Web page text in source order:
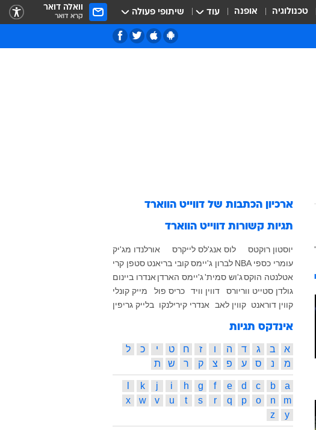
טכנולוגיה אופנה עוד שיתופי פעולה וואלה דואר
קרא דואר
ארכיון הכתבות של דווייט הווארד
תגיות קשורות דווייט הווארד
יוסטון רוקטס לוס אנג'לס לייקרס
אורלנדו מג'יק
עומרי כספי NBA לברון ג'יימסקובי בריאנט סטפן קרי
אטלנטה הוקסג'וש סמית'ג'יימס הארדן אנדרו ביינום
גולדן סטייט ווריורס
דווין וויד כריס פול
מייק קונלי
קווין דוראנט קווין לאב אנדרי קירילנקו בלייק גריפין
אינדקס תגיות
א ב ג ד ה ו ז ח ט י כ
ל
מ
נ ס ע פ צ ק ר ש ת
a
b
c
d
e
f
g
h
i
j
k
m
n
o
p
q
r
s
t
u
v
w
x
y
z